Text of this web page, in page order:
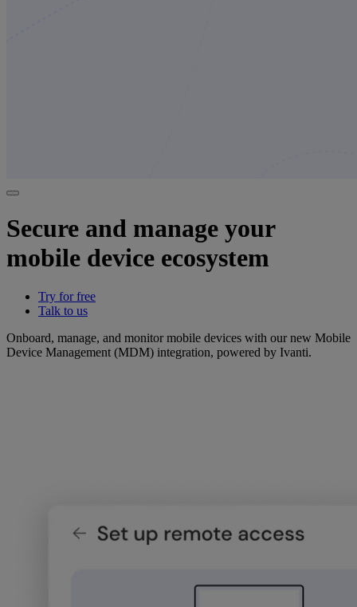
Secure and manage your
mobile device ecosystem
Try for free
Talk to us
Onboard, manage, and monitor mobile devices with our new Mobile
Device Management (MDM) integration, powered by Ivanti.